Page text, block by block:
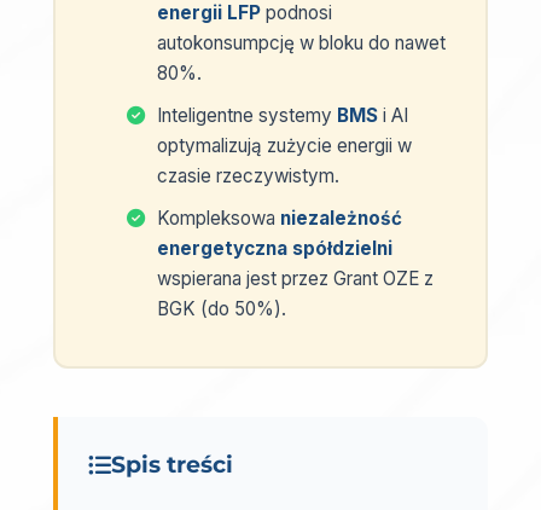
energii LFP podnosi
autokonsumpcję w bloku do nawet
80%.
Inteligentne systemy BMS i AI
optymalizują zużycie energii w
czasie rzeczywistym.
Kompleksowa niezależność
energetyczna spółdzielni
wspierana jest przez Grant OZE z
BGK (do 50%).
Spis treści